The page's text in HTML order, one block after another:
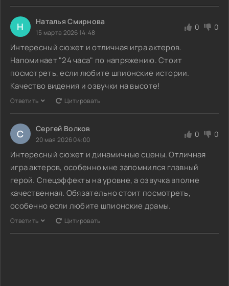
Н Наталья Смирнова
15 марта 2026 14:48
0 0
Интересный сюжет и отличная игра актеров.
Напоминает "24 часа" по напряжению. Стоит
посмотреть, если любите шпионские истории.
Качество видения и озвучки на высоте!
Ответить Цитировать
С Сергей Волков
20 мая 2026 04:00
0 0
Интересный сюжет и динамичные сцены. Отличная
игра актеров, особенно мне запомнился главный
герой. Спецэффекты на уровне, а озвучка вполне
качественная. Обязательно стоит посмотреть,
особенно если любите шпионские драмы.
Ответить Цитировать